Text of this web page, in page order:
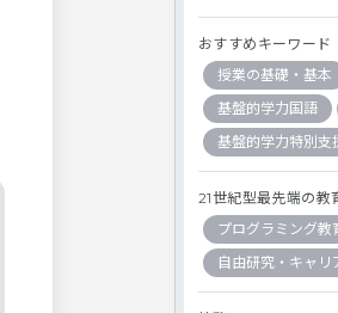
おすすめキーワード
授業の基礎・基本
基盤的学力国語
基盤的学力特別支
21世紀型最先端の教
プログラミング教
自由研究・キャリ